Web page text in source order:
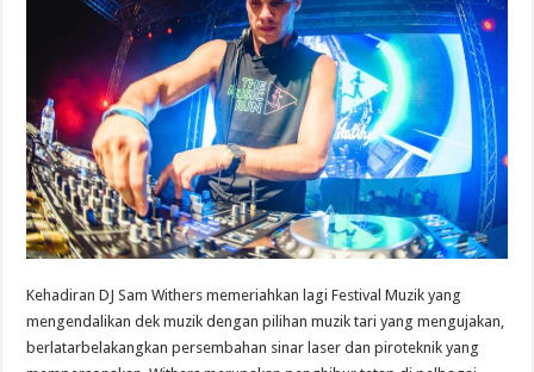
Kehadiran DJ Sam Withers memeriahkan lagi Festival Muzik yang
mengendalikan dek muzik dengan pilihan muzik tari yang mengujakan,
berlatarbelakangkan persembahan sinar laser dan piroteknik yang